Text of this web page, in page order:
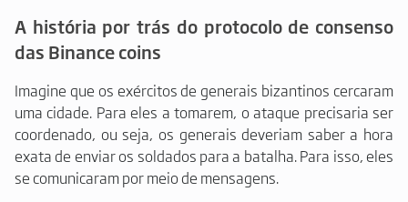
A história por trás do protocolo de consenso
das Binance coins
Imagine que os exércitos de generais bizantinos cercaram
uma cidade. Para eles a tomarem, o ataque precisaria ser
coordenado, ou seja, os generais deveriam saber a hora
exata de enviar os soldados para a batalha. Para isso, eles
se comunicaram por meio de mensagens.